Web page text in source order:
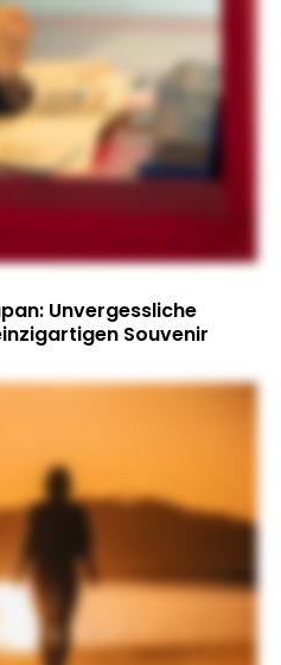
Unvergessliche
Souvenir